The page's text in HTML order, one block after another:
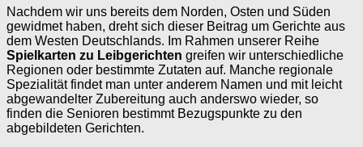
Nachdem wir uns bereits dem Norden, Osten und Süden
gewidmet haben, dreht sich dieser Beitrag um Gerichte aus
dem Westen Deutschlands. Im Rahmen unserer Reihe
Spielkarten zu Leibgerichten greifen wir unterschiedliche
Regionen oder bestimmte Zutaten auf. Manche regionale
Spezialität findet man unter anderem Namen und mit leicht
abgewandelter Zubereitung auch anderswo wieder, so
finden die Senioren bestimmt Bezugspunkte zu den
abgebildeten Gerichten.